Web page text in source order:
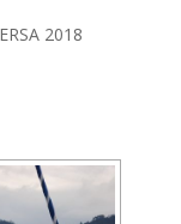
2018